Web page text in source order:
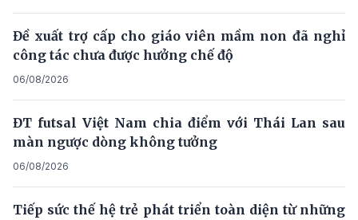
Đề xuất trợ cấp cho giáo viên mầm non đã nghỉ
công tác chưa được hưởng chế độ
06/08/2026
ĐT futsal Việt Nam chia điểm với Thái Lan sau
màn ngược dòng không tưởng
06/08/2026
Tiếp sức thế hệ trẻ phát triển toàn diện từ những